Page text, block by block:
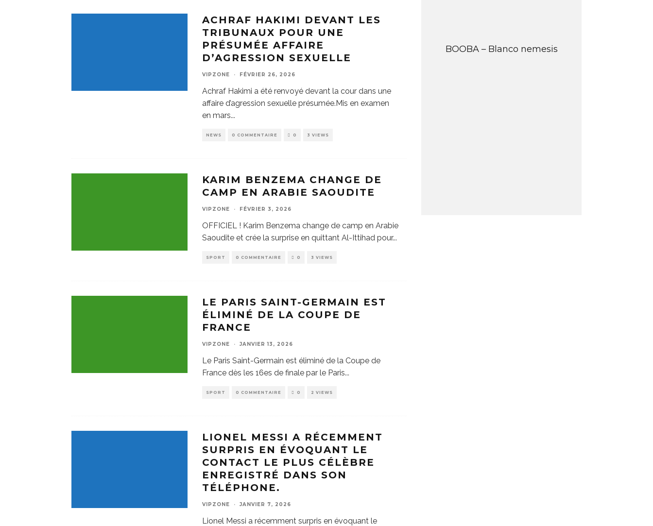
ACHRAF HAKIMI DEVANT LES
TRIBUNAUX POUR UNE
PRÉSUMÉE AFFAIRE
D’AGRESSION SEXUELLE
VIPZONE · FÉVRIER 26, 2026
Achraf Hakimi a été renvoyé devant la cour dans une
affaire d’agression sexuelle présumée.Mis en examen
en mars...
NEWS 0 COMMENTAIRE 0 3 VIEWS
KARIM BENZEMA CHANGE DE
CAMP EN ARABIE SAOUDITE
VIPZONE · FÉVRIER 3, 2026
OFFICIEL ! Karim Benzema change de camp en Arabie
Saoudite et crée la surprise en quittant Al-Ittihad pour...
SPORT 0 COMMENTAIRE 0 3 VIEWS
LE PARIS SAINT-GERMAIN EST
ÉLIMINÉ DE LA COUPE DE
FRANCE
VIPZONE · JANVIER 13, 2026
Le Paris Saint-Germain est éliminé de la Coupe de
France dès les 16es de finale par le Paris...
SPORT 0 COMMENTAIRE 0 2 VIEWS
LIONEL MESSI A RÉCEMMENT
SURPRIS EN ÉVOQUANT LE
CONTACT LE PLUS CÉLÈBRE
ENREGISTRÉ DANS SON
TÉLÉPHONE.
VIPZONE · JANVIER 7, 2026
Lionel Messi a récemment surpris en évoquant le
BOOBA – Blanco nemesis